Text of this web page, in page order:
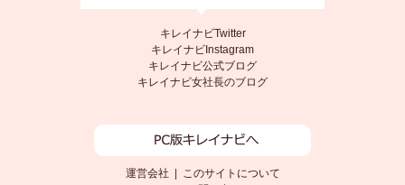
キレイナビTwitter
キレイナビInstagram
キレイナビ公式ブログ
キレイナビ女社長のブログ
運営会社
このサイトについて